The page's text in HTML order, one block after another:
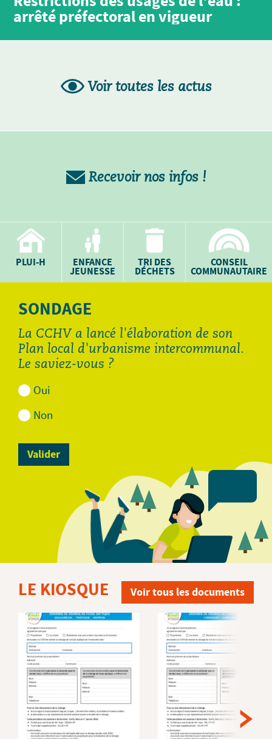
arrêté préfectoral en vigueur
PLUI-H ENFANCE
JEUNESSE
TRI DES
DÉCHETS
CONSEIL
COMMUNAUTAIRE
Voir toutes les actus
Recevoir nos infos !
SONDAGE
La CCHV a lancé l'élaboration de son
Plan local d'urbanisme intercommunal.
Le saviez-vous ?
Oui
Non
LE KIOSQUE Voir tous les documents